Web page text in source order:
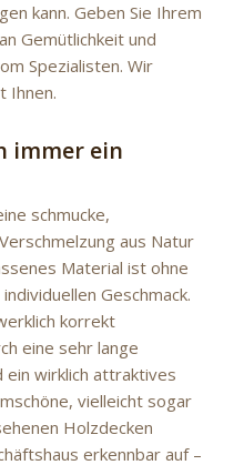
kann. Geben Sie Ihrem
Gemütlichkeit und
Spezialisten. Wir
Ihnen.
immer ein
schmucke,
aus Natur
Material ist ohne
Geschmack.
korrekt
eine sehr lange
ein wirklich attraktives
vielleicht sogar
Holzdecken
erkennbar auf –